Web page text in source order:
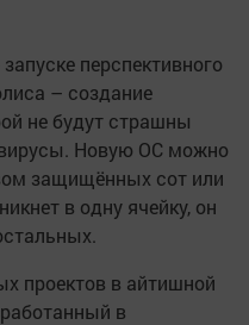
перспективного
– создание
не будут страшны
Новую ОС можно
защищённых сот или
в одну ячейку, он
проектов в айтишной
в